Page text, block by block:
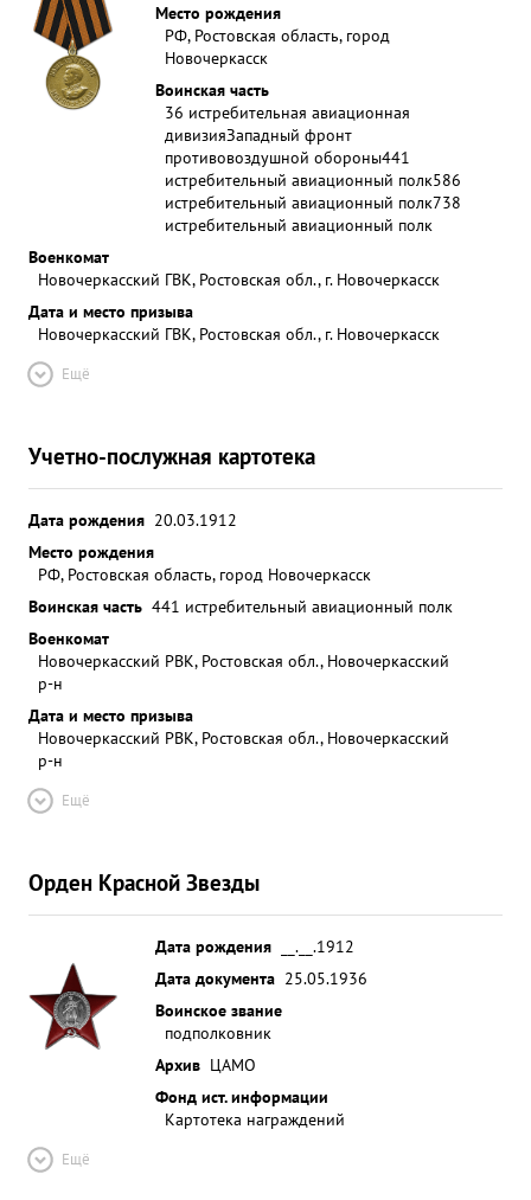
Место рождения
РФ, Ростовская область, город
Новочеркасск
Воинская часть
36 истребительная авиационная
дивизияЗападный фронт
противовоздушной обороны441
истребительный авиационный полк586
истребительный авиационный полк738
истребительный авиационный полк
Военкомат
Новочеркасский ГВК, Ростовская обл., г. Новочеркасск
Дата и место призыва
Новочеркасский ГВК, Ростовская обл., г. Новочеркасск
Ещё
Учетно-послужная картотека
Дата рождения 20.03.1912
Место рождения
РФ, Ростовская область, город Новочеркасск
Воинская часть 441 истребительный авиационный полк
Военкомат
Новочеркасский РВК, Ростовская обл., Новочеркасский
р-н
Дата и место призыва
Новочеркасский РВК, Ростовская обл., Новочеркасский
р-н
Ещё
Орден Красной Звезды
Дата рождения
__.__.1912
Дата документа 25.05.1936
Воинское звание
подполковник
Архив ЦАМО
Фонд ист. информации
Картотека награждений
Ещё